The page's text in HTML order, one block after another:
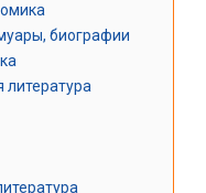
биографии
литература